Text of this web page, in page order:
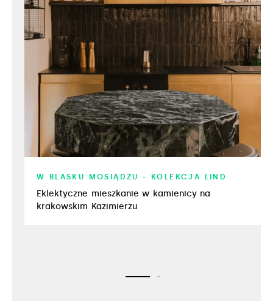
W BLASKU MOSIĄDZU - KOLEKCJA LIND
Eklektyczne mieszkanie w kamienicy na
krakowskim Kazimierzu